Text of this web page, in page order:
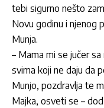
tebi sigurno nešto
Novu godinu i njenog
Munja.
– Mama mi se jučer
svima koji ne daju da
Munjo, pozdravlja te
Majka, osveti se –